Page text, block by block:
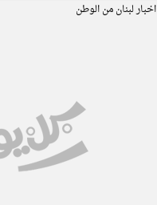
اخبار لبنان من الوطن